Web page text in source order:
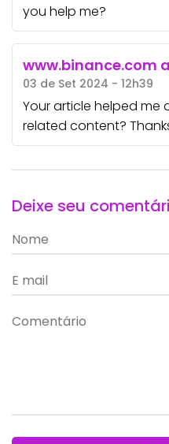
you help me?
www.binance.com
03 de Set 2024 - 12h39
Your article helped me
related content?
Deixe seu